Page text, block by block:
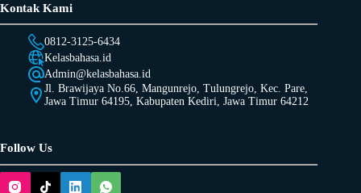
Kontak Kami
0812-3125-6434
Kelasbahasa.id
Admin@kelasbahasa.id
Jl. Brawijaya No.66, Mangunrejo, Tulungrejo, Kec. Pare,
Jawa Timur 64195, Kabupaten Kediri, Jawa Timur 64212
Follow Us